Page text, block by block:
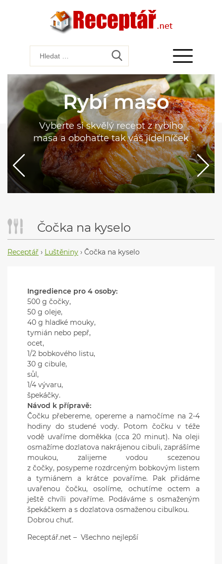
Rybí maso
Vyberte si skvělý recept z rybího
masa a obohaťte tak váš jídelníček
Čočka na kyselo
Receptář › Luštěniny › Čočka na kyselo
Ingredience pro 4 osoby:
500 g čočky,
50 g oleje,
40 g hladké mouky,
tymián nebo pepř,
ocet,
1/2 bobkového listu,
30 g cibule,
sůl,
1/4 vývaru,
špekáčky.
Návod k přípravě:
Čočku přebereme, opereme a namočíme na 2-4
hodiny do studené vody. Potom čočku v téže
vodě uvaříme doměkka (cca 20 minut). Na oleji
osmažíme dozlatova nakrájenou cibuli, zaprášíme
moukou, zalijeme vodou scezenou
z čočky, posypeme rozdrceným bobkovým listem
a tymiánem a krátce povaříme. Pak přidáme
uvařenou čočku, osolíme, ochutíme octem a
ještě chvíli povaříme. Podáváme s osmaženým
špekáčkem a s dozlatova osmaženou cibulkou.
Dobrou chuť.
Receptář.net – Všechno nejlepší